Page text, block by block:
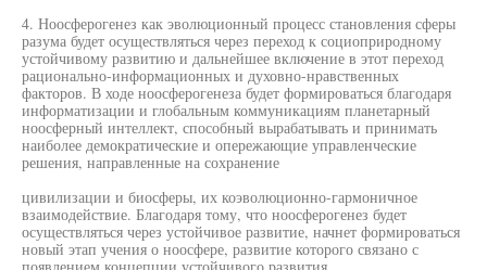
4. Ноосферогенез как эволюционный процесс становления сферы
разума будет осуществляться через переход к социоприродному
устойчивому развитию и дальнейшее включение в этот переход
рационально-информационных и духовно-нравственных
факторов. В ходе ноосферогенеза будет формироваться благодаря
информатизации и глобальным коммуникациям планетарный
ноосферный интеллект, способный вырабатывать и принимать
наиболее демократические и опережающие управленческие
решения, направленные на сохранение
цивилизации и биосферы, их коэволюционно-гармоничное
взаимодействие. Благодаря тому, что ноосферогенез будет
осуществляться через устойчивое развитие, начнет формироваться
новый этап учения о ноосфере, развитие которого связано с